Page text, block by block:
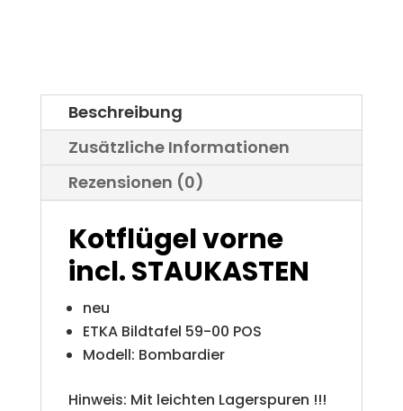
Bombardier
Menge
Beschreibung
Zusätzliche Informationen
Rezensionen (0)
Kotflügel vorne
incl. STAUKASTEN
neu
ETKA Bildtafel 59-00 POS
Modell: Bombardier
Hinweis: Mit leichten Lagerspuren !!!